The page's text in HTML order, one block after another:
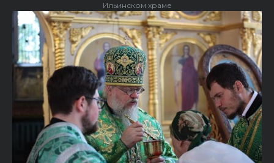
Ильинском храме